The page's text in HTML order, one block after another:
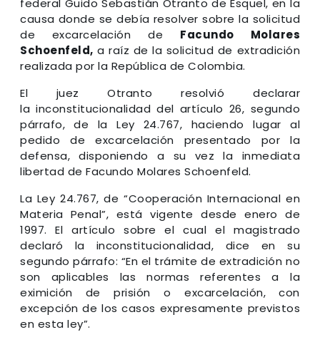
federal Guido Sebastián Otranto de Esquel, en la
causa donde se debía resolver sobre la solicitud
de excarcelación de Facundo Molares
Schoenfeld, a raíz de la solicitud de extradición
realizada por la República de Colombia.
El juez Otranto resolvió declarar
la inconstitucionalidad del artículo 26, segundo
párrafo, de la Ley 24.767, haciendo lugar al
pedido de excarcelación presentado por la
defensa, disponiendo a su vez la inmediata
libertad de Facundo Molares Schoenfeld.
La Ley 24.767, de “Cooperación Internacional en
Materia Penal”, está vigente desde enero de
1997. El artículo sobre el cual el magistrado
declaró la inconstitucionalidad, dice en su
segundo párrafo: “En el trámite de extradición no
son aplicables las normas referentes a la
eximición de prisión o excarcelación, con
excepción de los casos expresamente previstos
en esta ley”.